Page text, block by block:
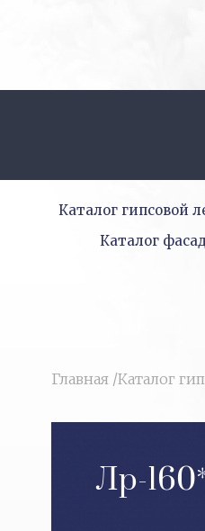
Каталог гипсовой
Каталог
Главная /Каталог
Лр-